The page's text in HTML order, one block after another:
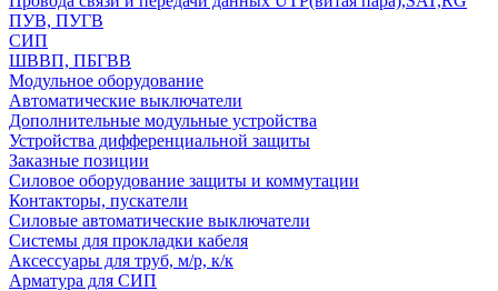
ПУВ, ПУГВ
СИП
ШВВП, ПБГВВ
Модульное оборудование
Автоматические выключатели
Дополнительные модульные устройства
Устройства дифференциальной защиты
Заказные позиции
Силовое оборудование защиты и коммутации
Контакторы, пускатели
Силовые автоматические выключатели
Системы для прокладки кабеля
Аксессуары для труб, м/р, к/к
Арматура для СИП